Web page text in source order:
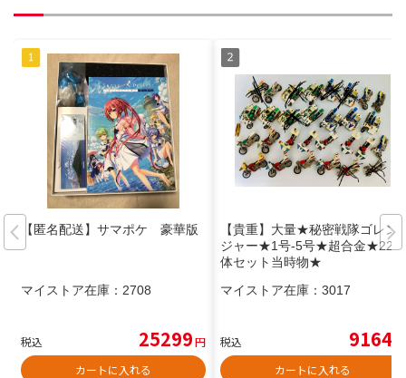
【匿名配送】サマポケ 豪華版
マイストア在庫： 2708
税込 25299円
カートに入れる
【貴重】大量★秘密戦隊ゴレン
ジャー★1号-5号★超合金★22
体セット当時物★
マイストア在庫： 3017
税込 9164
カートに入れる